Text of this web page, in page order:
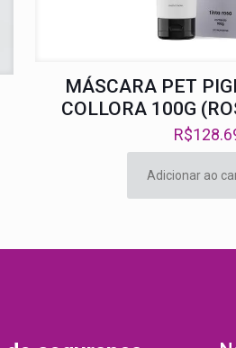
MÁSCARA PET
COLLORA 100G
R$
Adicionar ao